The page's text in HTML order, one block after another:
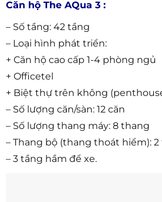
Căn hộ The AQua 3 :
– Số tầng: 42 tầng
– Loại hình phát triển:
+ Căn hộ cao cấp 1-4 phòng ngủ
+ Officetel
+ Biệt thự trên không
– Số lượng căn/sàn: 12 căn
– Số lượng thang máy: 8 thang
– Thang bộ (thang thoát hiểm):
– 3 tầng hầm để xe.